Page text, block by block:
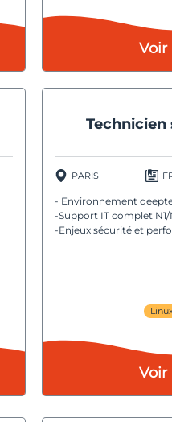
Voir
Technicien
PARIS
- Environnement
-Support IT complet N1/
-Enjeux sécurité et
Voir